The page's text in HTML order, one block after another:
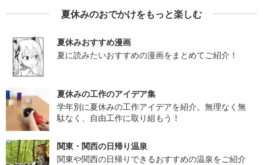
夏休みのおでかけをもっと楽しむ
夏休みおすすめ漫画
夏に読みたいおすすめの漫画をまとめてご紹介！
夏休みの工作のアイデア集
学年別に夏休みの工作アイデアを紹介。無理なく無
駄なく、自由工作に取り組もう！
関東・関西の日帰り温泉
関東や関西の日帰りできるおすすめの温泉をご紹介